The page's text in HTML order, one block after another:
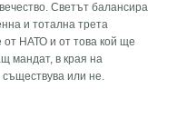
Светът балансира
и тотална трета
от НАТО и от това кой ще
мандат, в края на
или не.